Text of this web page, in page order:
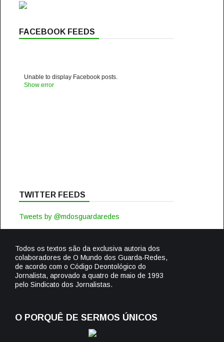
FACEBOOK FEEDS
Unable to display Facebook posts.
Show error
TWITTER FEEDS
Tweets by @mdosguardaredes
Todos os textos são da exclusiva autoria dos
colaboradores de O Mundo dos Guarda-Redes,
de acordo com o Código Deontológico do
Jornalista, aprovado a quatro de maio de 1993
pelo Sindicato dos Jornalistas.
O PORQUÊ DE SERMOS ÚNICOS